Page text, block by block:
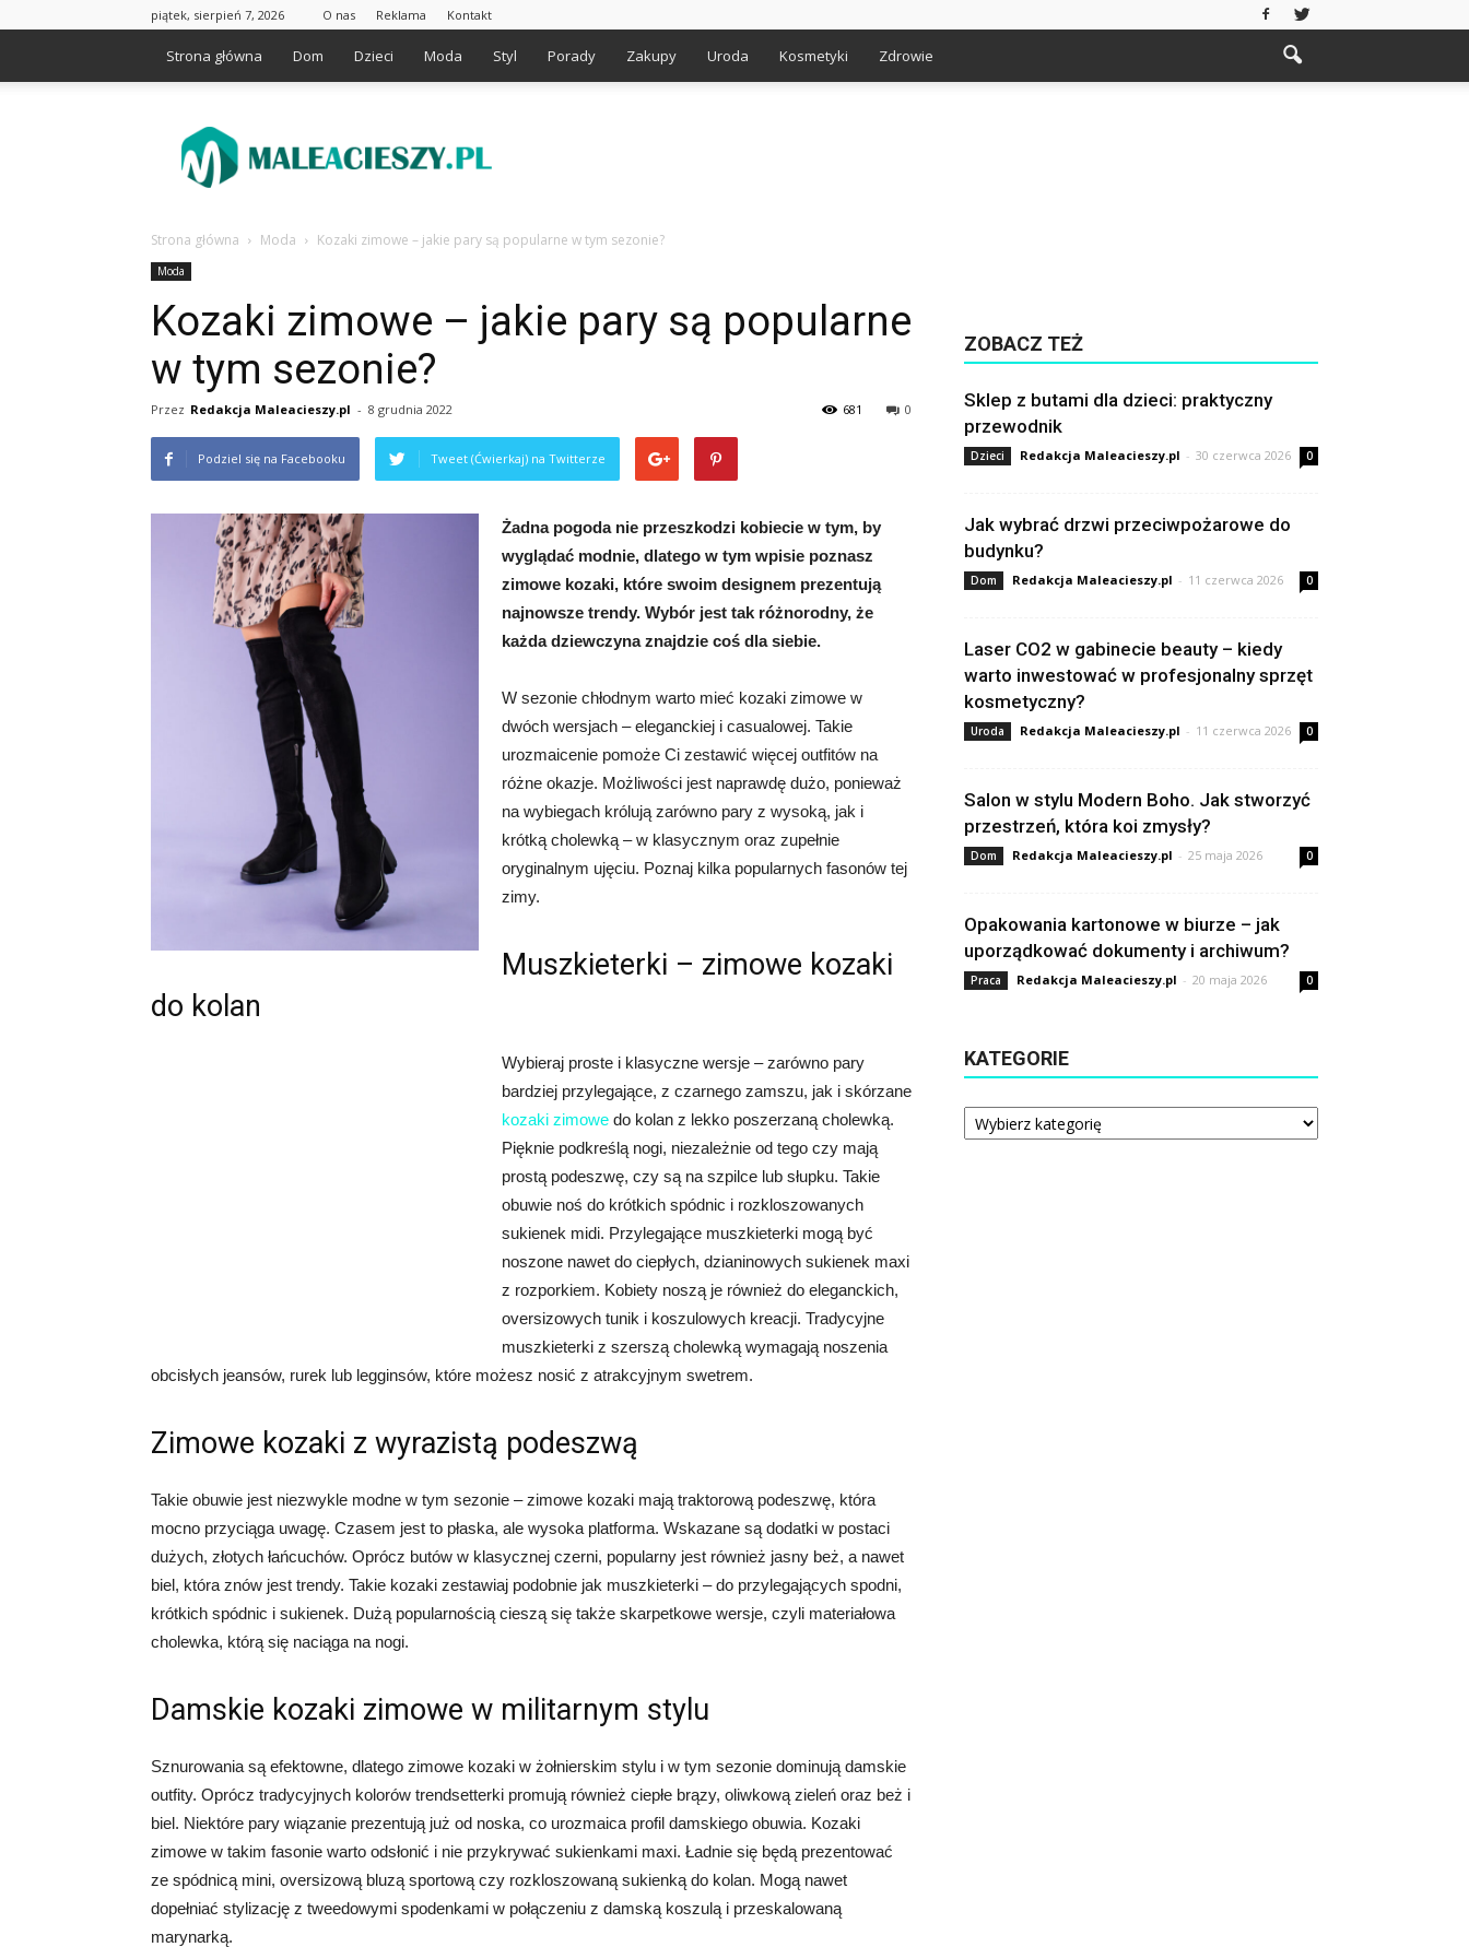
piątek, sierpień 7, 2026 O nas Reklama Kontakt
Strona główna Dom Dzieci Moda Styl Porady Zakupy Uroda Kosmetyki Zdrowie
Strona główna Moda Kozaki zimowe – jakie pary są popularne w tym sezonie?
Moda
Kozaki zimowe – jakie pary są popularne
w tym sezonie?
Przez Redakcja Maleacieszy.pl - 8 grudnia 2022 0
681
Podziel się na Facebooku Tweet (Ćwierkaj) na Twitterze
Żadna pogoda nie przeszkodzi kobiecie w tym, by
wyglądać modnie, dlatego w tym wpisie poznasz
zimowe kozaki, które swoim designem prezentują
najnowsze trendy. Wybór jest tak różnorodny, że
każda dziewczyna znajdzie coś dla siebie.
W sezonie chłodnym warto mieć kozaki zimowe w
dwóch wersjach – eleganckiej i casualowej. Takie
urozmaicenie pomoże Ci zestawić więcej outfitów na
różne okazje. Możliwości jest naprawdę dużo, ponieważ
na wybiegach królują zarówno pary z wysoką, jak i
krótką cholewką – w klasycznym oraz zupełnie
oryginalnym ujęciu. Poznaj kilka popularnych fasonów tej
zimy.
Muszkieterki – zimowe kozaki
do kolan
Wybieraj proste i klasyczne wersje – zarówno pary
bardziej przylegające, z czarnego zamszu, jak i skórzane
kozaki zimowe do kolan z lekko poszerzaną cholewką.
Pięknie podkreślą nogi, niezależnie od tego czy mają
prostą podeszwę, czy są na szpilce lub słupku. Takie
obuwie noś do krótkich spódnic i rozkloszowanych
sukienek midi. Przylegające muszkieterki mogą być
noszone nawet do ciepłych, dzianinowych sukienek maxi
z rozporkiem. Kobiety noszą je również do eleganckich,
oversizowych tunik i koszulowych kreacji. Tradycyjne
muszkieterki z szerszą cholewką wymagają noszenia
obcisłych jeansów, rurek lub legginsów, które możesz nosić z atrakcyjnym swetrem.
Zimowe kozaki z wyrazistą podeszwą
Takie obuwie jest niezwykle modne w tym sezonie – zimowe kozaki mają traktorową podeszwę, która
mocno przyciąga uwagę. Czasem jest to płaska, ale wysoka platforma. Wskazane są dodatki w postaci
dużych, złotych łańcuchów. Oprócz butów w klasycznej czerni, popularny jest również jasny beż, a nawet
biel, która znów jest trendy. Takie kozaki zestawiaj podobnie jak muszkieterki – do przylegających spodni,
krótkich spódnic i sukienek. Dużą popularnością cieszą się także skarpetkowe wersje, czyli materiałowa
cholewka, którą się naciąga na nogi.
Damskie kozaki zimowe w militarnym stylu
Sznurowania są efektowne, dlatego zimowe kozaki w żołnierskim stylu i w tym sezonie dominują damskie
outfity. Oprócz tradycyjnych kolorów trendsetterki promują również ciepłe brązy, oliwkową zieleń oraz beż i
biel. Niektóre pary wiązanie prezentują już od noska, co urozmaica profil damskiego obuwia. Kozaki
zimowe w takim fasonie warto odsłonić i nie przykrywać sukienkami maxi. Ładnie się będą prezentować
ze spódnicą mini, oversizową bluzą sportową czy rozkloszowaną sukienką do kolan. Mogą nawet
dopełniać stylizację z tweedowymi spodenkami w połączeniu z damską koszulą i przeskalowaną
marynarką.
ZOBACZ TEŻ
Sklep z butami dla dzieci: praktyczny
przewodnik
Dzieci Redakcja Maleacieszy.pl - 30 czerwca 2026 0
Jak wybrać drzwi przeciwpożarowe do
budynku?
Dom Redakcja Maleacieszy.pl - 11 czerwca 2026 0
Laser CO2 w gabinecie beauty – kiedy
warto inwestować w profesjonalny sprzęt
kosmetyczny?
Uroda Redakcja Maleacieszy.pl - 11 czerwca 2026 0
Salon w stylu Modern Boho. Jak stworzyć
przestrzeń, która koi zmysły?
Dom Redakcja Maleacieszy.pl - 25 maja 2026 0
Opakowania kartonowe w biurze – jak
uporządkować dokumenty i archiwum?
Praca Redakcja Maleacieszy.pl - 20 maja 2026 0
KATEGORIE
Kategorie